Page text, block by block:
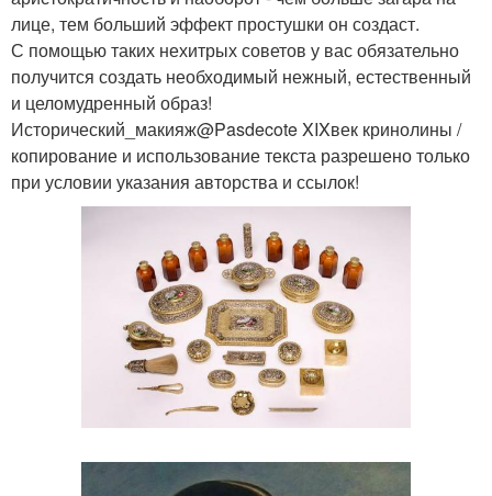
лице, тем больший эффект простушки он создаст.
С помощью таких нехитрых советов у вас обязательно
получится создать необходимый нежный, естественный
и целомудренный образ!
Исторический_макияж@Pasdecote XIXвек кринолины /
копирование и использование текста разрешено только
при условии указания авторства и ссылок!